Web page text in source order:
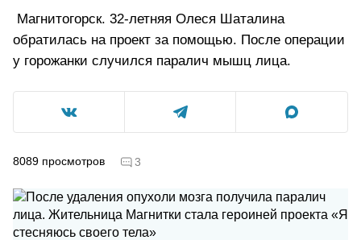
Магнитогорск. 32-летняя Олеся Шаталина
обратилась на проект за помощью. После операции
у горожанки случился паралич мышц лица.
8089 просмотров 3